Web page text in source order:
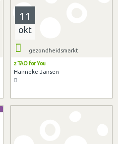
11
okt
gezondheidsmarkt
z TAO for You
Hanneke Jansen